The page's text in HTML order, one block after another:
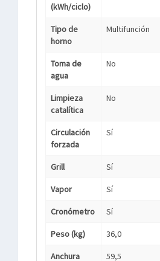
(kWh/ciclo)
Tipo de
horno
Multifunción
Toma de
agua
No
Limpieza
catalítica
No
Circulación
forzada
Sí
Grill Sí
Vapor Sí
Cronómetro Sí
Peso (kg) 36,0
Anchura 59,5